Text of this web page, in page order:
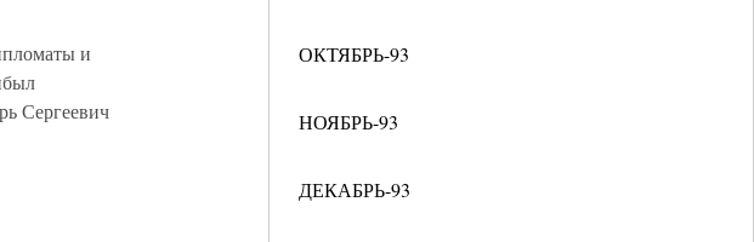
ОКТЯБРЬ-93
НОЯБРЬ-93
ДЕКАБРЬ-93
и
Сергеевич